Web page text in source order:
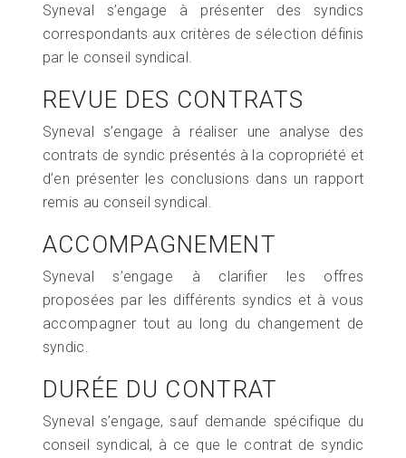
Syneval s’engage à présenter des syndics
correspondants aux critères de sélection définis
par le conseil syndical.
REVUE DES CONTRATS
Syneval s’engage à réaliser une analyse des
contrats de syndic présentés à la copropriété et
d’en présenter les conclusions dans un rapport
remis au conseil syndical.
ACCOMPAGNEMENT
Syneval s’engage à clarifier les offres
proposées par les différents syndics et à vous
accompagner tout au long du changement de
syndic.
DURÉE DU CONTRAT
Syneval s’engage, sauf demande spécifique du
conseil syndical, à ce que le contrat de syndic